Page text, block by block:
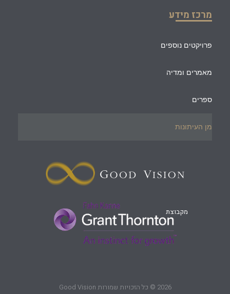
מרכז מידע
פרויקטים נוספים
מאמרים ומדיה
ספרים
מן העיתונות
מקבוצת
2026 © כל הזכויות שמורות Good Vision